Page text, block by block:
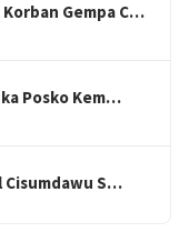
Gempa C…
Posko Kem…
Cisumdawu S…